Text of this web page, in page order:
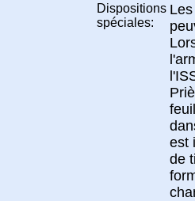
Dispositions
spéciales:
est
de